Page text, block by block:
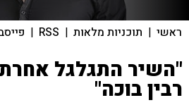
ראשי | תוכניות מלאות |
RSS
|
"השיר התגלגל
רבין בוכה"